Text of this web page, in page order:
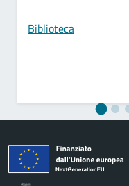
Biblioteca